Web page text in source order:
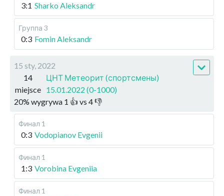
3:1 Sharko Aleksandr
Группа 3
0:3 Fomin Aleksandr
15 sty, 2022
14
miejsce
ЦНТ Метеорит (спортсмены)
15.01.2022 (0-1000)
20% wygrywa 1 👍 vs 4👎
Финал 1
0:3 Vodopianov Evgenii
Финал 1
1:3 Vorobina Evgeniia
Финал 1